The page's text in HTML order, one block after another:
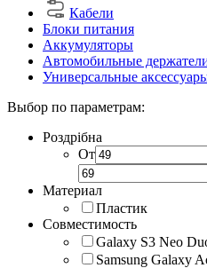
Кабели
Блоки питания
Аккумуляторы
Автомобильные
Универсальные
Выбор по параметрам:
Роздрібна
От
Материал
Пластик
Совместимость
Galaxy S3 Neo
Samsung Galaxy